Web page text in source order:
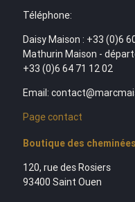
Téléphone:
Daisy Maison : +33 (0)6
Mathurin Maison -
+33 (0)6 64 71 12 02
Email:
Page contact
Boutique des cheminées
120, rue des Rosiers
93400 Saint Ouen